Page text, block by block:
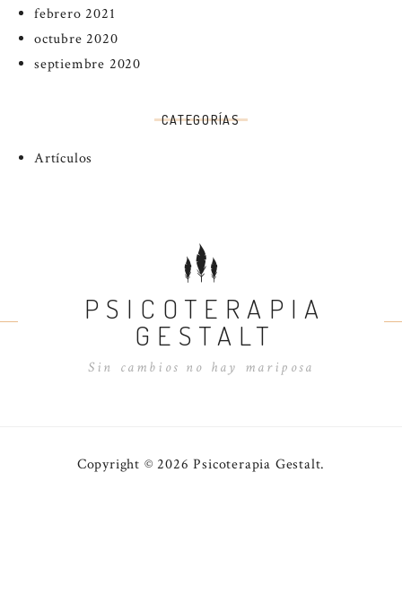
febrero 2021
octubre 2020
septiembre 2020
CATEGORÍAS
Artículos
PSICOTERAPIA
GESTALT
Sin cambios no hay mariposa
Copyright © 2026 Psicoterapia Gestalt.